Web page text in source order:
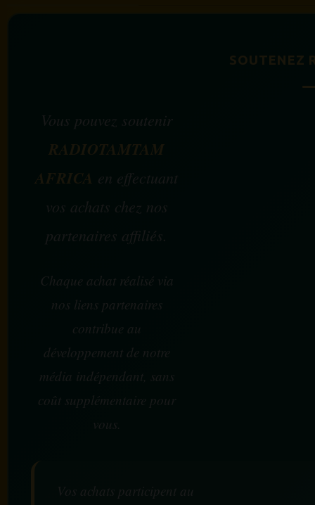
SOUTENEZ
Vous pouvez soutenir
RADIOTAMTAM
AFRICA en effectuant
vos achats chez nos
partenaires affiliés.
Chaque achat réalisé via
nos liens partenaires
contribue au
développement de notre
média indépendant, sans
coût supplémentaire pour
vous.